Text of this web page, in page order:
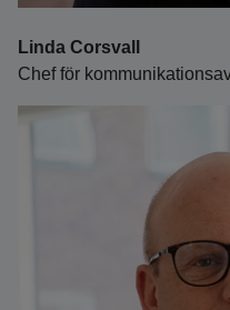
Linda Corsvall
Chef för